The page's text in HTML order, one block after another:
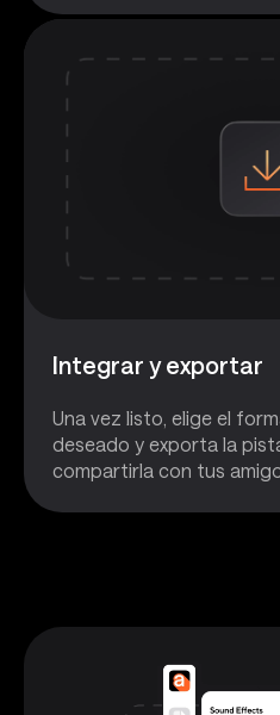
Integrar y exportar
Una vez listo, elige el
deseado y exporta la
compartirla con tus